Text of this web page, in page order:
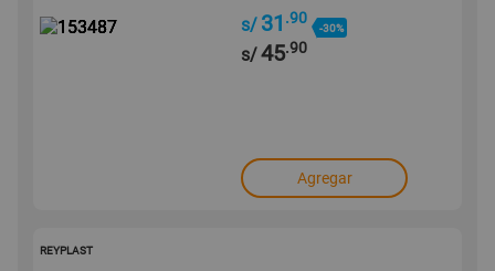
s/ 31 .90
-30%
s/45.90
Agregar
REYPLAST